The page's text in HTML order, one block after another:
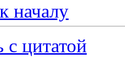
началу
с цитатой